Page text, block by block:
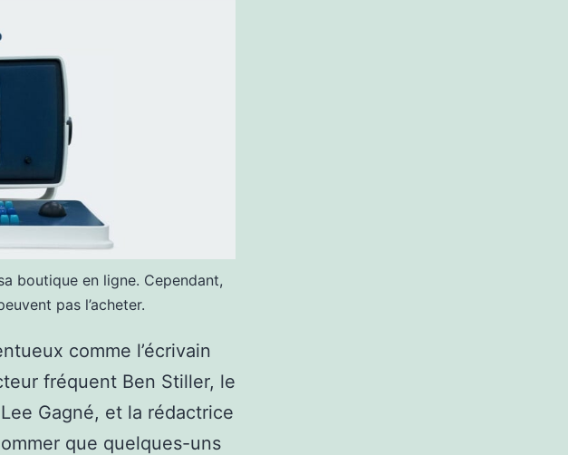
boutique en ligne. Cependant,
pas l’acheter.
comme l’écrivain
fréquent Ben Stiller, le
Gagné, et la rédactrice
que quelques-uns